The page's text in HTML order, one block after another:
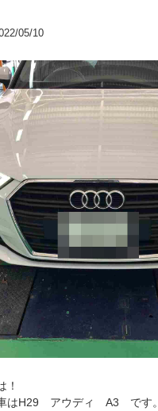
05/10
！
はH29 アウディ A3 です。